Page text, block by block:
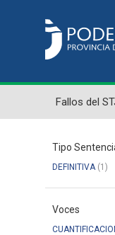
Fallos del
Tipo
DEFINITIVA(1)
Voces